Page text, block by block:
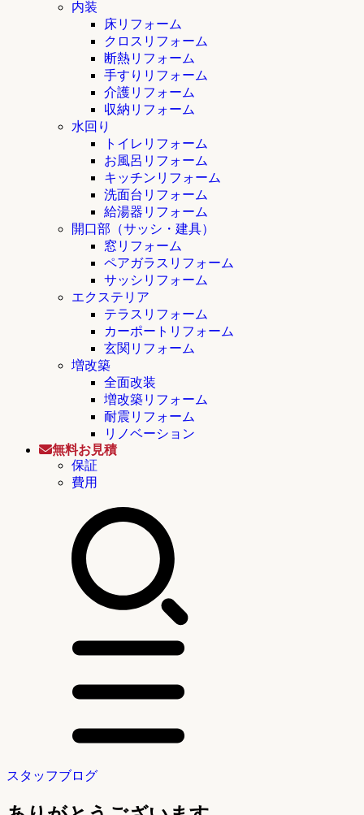
内装
床リフォーム
クロスリフォーム
断熱リフォーム
手すりリフォーム
介護リフォーム
収納リフォーム
水回り
トイレリフォーム
お風呂リフォーム
キッチンリフォーム
洗面台リフォーム
給湯器リフォーム
開口部（サッシ・建具）
窓リフォーム
ペアガラスリフォーム
サッシリフォーム
エクステリア
テラスリフォーム
カーポートリフォーム
玄関リフォーム
増改築
全面改装
増改築リフォーム
耐震リフォーム
リノベーション
無料お見積
保証
費用
スタッフブログ